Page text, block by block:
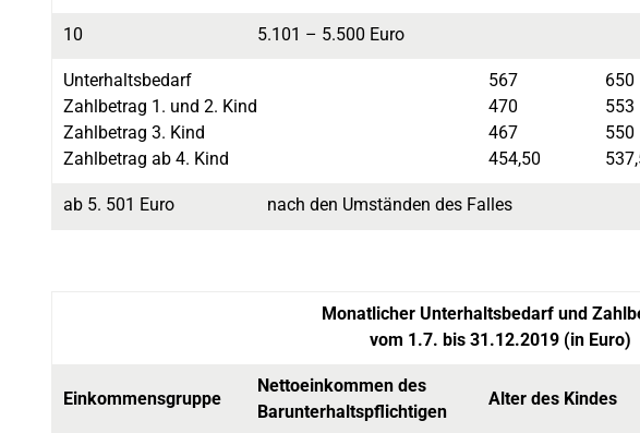
10 5.101 – 5.500 Euro
Unterhaltsbedarf
Zahlbetrag 1. und 2. Kind
Zahlbetrag 3. Kind
Zahlbetrag ab 4. Kind
567
470
467
454,50
650
553
550
ab 5. 501 Euro nach den Umständen des Falles
Monatlicher Unterhaltsbedarf und
vom 1.7. bis 31.12.2019 (in Euro)
Einkommensgruppe
Nettoeinkommen des
Barunterhaltspflichtigen
Alter des Kindes